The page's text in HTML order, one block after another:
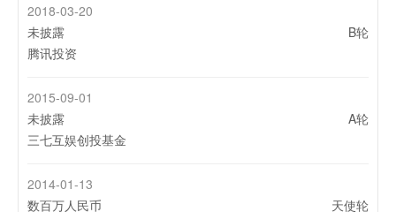
2018-03-20
B轮
未披露
腾讯投资
2015-09-01
A轮
未披露
三七互娱创投基金
2014-01-13
天使轮
数百万人民币